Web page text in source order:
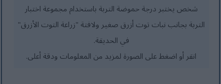
شخص يختبر درجة حموضة التربة باستخدام مجموعة اختبار
التربة بجانب نبات توت أزرق صغير ولافتة "زراعة التوت الأزرق"
في الحديقة.
انقر أو اضغط على الصورة لمزيد من المعلومات ودقة أعلى.